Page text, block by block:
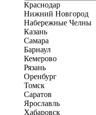
Краснодар
Нижний Новгород
Набережные Челны
Казань
Самара
Барнаул
Кемерово
Рязань
Оренбург
Томск
Саратов
Ярославль
Хабаровск